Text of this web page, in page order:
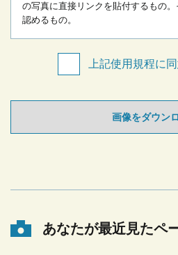
の写真に直接リンクを貼付するもの。
認めるもの。
上記使用規程に同
画像をダウン
あなたが最近見たペ